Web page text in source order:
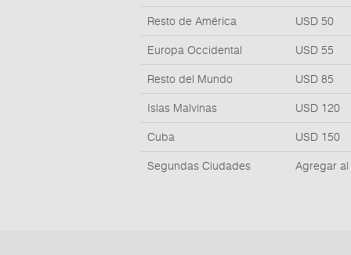
Resto de América USD 50
Europa Occidental USD 55
Resto del Mundo USD 85
Islas Malvinas USD 120
Cuba USD 150
Segundas Ciudades